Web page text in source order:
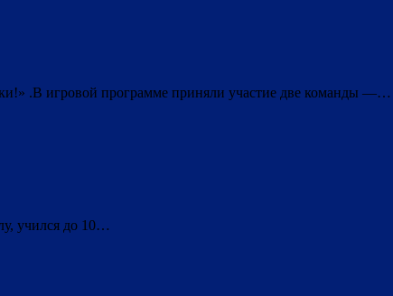
.В игровой программе приняли участие две команды —…
учился до 10…